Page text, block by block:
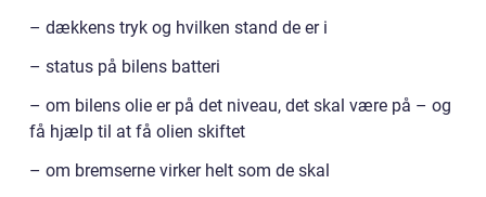
– dækkens tryk og hvilken stand de er i
– status på bilens batteri
– om bilens olie er på det niveau, det skal være på – og
få hjælp til at få olien skiftet
– om bremserne virker helt som de skal